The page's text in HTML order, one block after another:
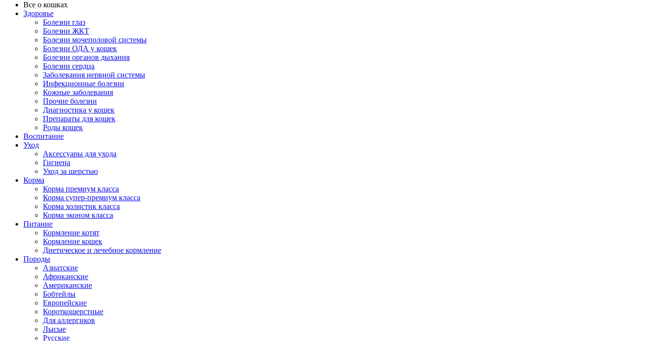
Все о кошках
Здоровье
Болезни глаз
Болезни ЖКТ
Болезни мочеполовой системы
Болезни ОДА у кошек
Болезни органов дыхания
Болезни сердца
Заболевания нервной системы
Инфекционные болезни
Кожные заболевания
Прочие болезни
Диагностика у кошек
Препараты для кошек
Роды кошек
Воспитание
Уход
Аксессуары для ухода
Гигиена
Уход за шерстью
Корма
Корма премиум класса
Корма супер-премиум класса
Корма холистик класса
Корма эконом класса
Питание
Кормление котят
Кормление кошек
Диетическое и лечебное кормление
Породы
Азиатские
Африканские
Американские
Бобтейлы
Европейские
Короткошерстные
Для аллергиков
Лысые
Русские